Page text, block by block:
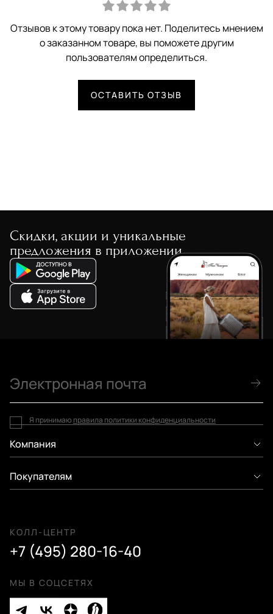
Отзывов к этому товару пока нет. Поделитесь мнением
о заказанном товаре, вы поможете другим
пользователям определиться.
ОСТАВИТЬ ОТЗЫВ
Скидки, акции и уникальные
предложения в приложении
Компания
Покупателям
КОЛЛ-ЦЕНТР
+7 (495) 280-16-40
МЫ В СОЦСЕТЯХ
Я принимаю правила политики конфиденциальности